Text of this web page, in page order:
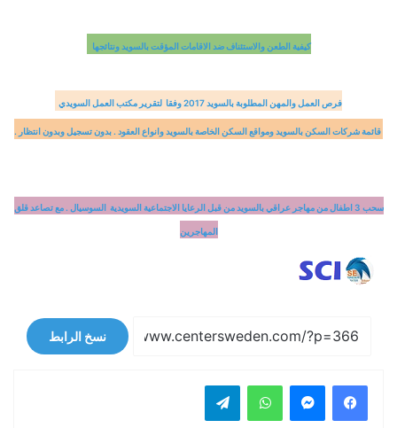
كيفية الطعن والاستئناف ضد الاقامات المؤقت بالسويد ونتائجها
فرص العمل والمهن المطلوبة بالسويد 2017 وفقا لتقرير مكتب العمل السويدي
قائمة شركات السكن بالسويد ومواقع السكن الخاصة بالسويد وانواع العقود . بدون تسجيل وبدون انتظار .
سحب 3 اطفال من مهاجر عراقي بالسويد من قبل الرعايا الاجتماعية السويدية السوسيال . مع تصاعد قلق
المهاجرين
نسخ الرابط
فيسبوك واتساب